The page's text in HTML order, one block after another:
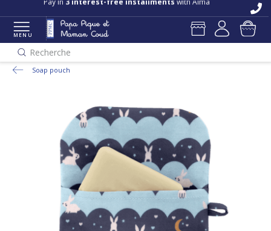
MENU
Recherche
Soap pouch